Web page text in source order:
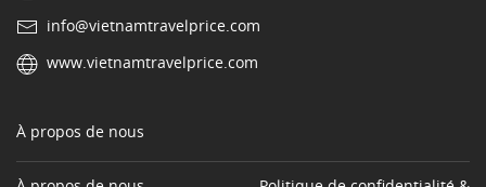
info@vietnamtravelprice.com
www.vietnamtravelprice.com
À propos de nous